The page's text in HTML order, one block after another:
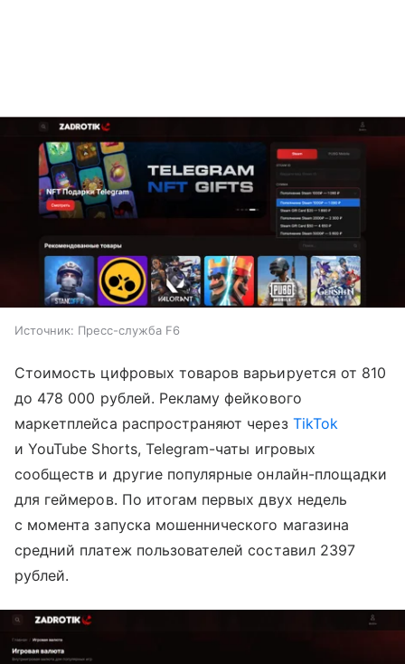
Источник: Пресс-служба F6
Стоимость цифровых товаров варьируется от 810
до 478 000 рублей. Рекламу фейкового
маркетплейса распространяют через TikTok
и YouTube Shorts, Telegram-чаты игровых
сообществ и другие популярные онлайн-площадки
для геймеров. По итогам первых двух недель
с момента запуска мошеннического магазина
средний платеж пользователей составил 2397
рублей.